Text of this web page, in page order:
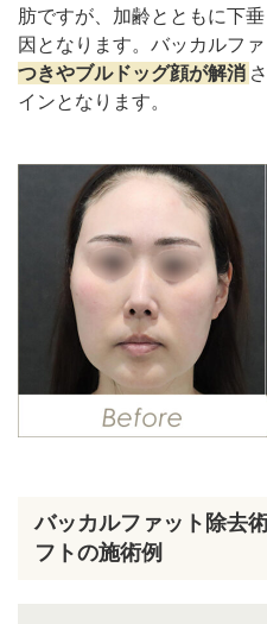
肪ですが、加齢とともに下
因となります。バッカルファ
つきやブルドッグ顔が解消
インとなります。
バッカルファット除去
フトの施術例